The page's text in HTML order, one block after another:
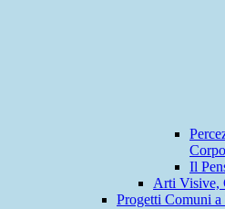
Il
Arti Visive,
Progetti Comuni